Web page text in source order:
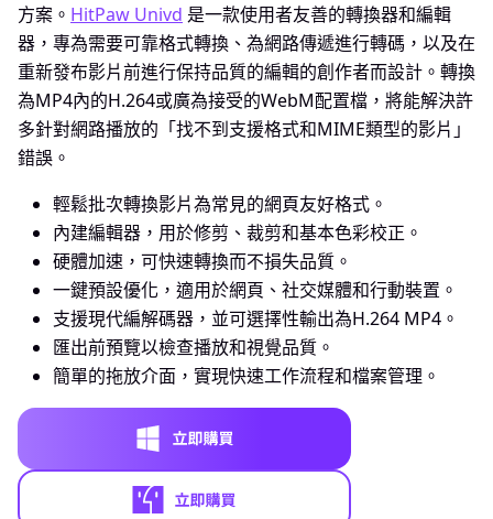
方案。 HitPaw Univd 是一款使用者友善的轉換器和編輯
器，專為需要可靠格式轉換、為網路傳遞進行轉碼，以及在
重新發布影片前進行保持品質的編輯的創作者而設計。轉換
為MP4內的H.264或廣為接受的WebM配置檔，將能解決許
多針對網路播放的「找不到支援格式和MIME類型的影片」
錯誤。
輕鬆批次轉換影片為常見的網頁友好格式。
內建編輯器，用於修剪、裁剪和基本色彩校正。
硬體加速，可快速轉換而不損失品質。
一鍵預設優化，適用於網頁、社交媒體和行動裝置。
支援現代編解碼器，並可選擇性輸出為H.264 MP4。
匯出前預覽以檢查播放和視覺品質。
簡單的拖放介面，實現快速工作流程和檔案管理。